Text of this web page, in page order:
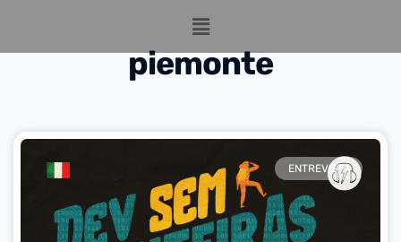
piemonte
ENTREVISTA